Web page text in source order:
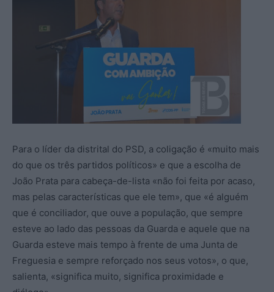
Para o líder da distrital do PSD, a coligação é «muito mais
do que os três partidos políticos» e que a escolha de
João Prata para cabeça-de-lista «não foi feita por acaso,
mas pelas características que ele tem», que «é alguém
que é conciliador, que ouve a população, que sempre
esteve ao lado das pessoas da Guarda e aquele que na
Guarda esteve mais tempo à frente de uma Junta de
Freguesia e sempre reforçado nos seus votos», o que,
salienta, «significa muito, significa proximidade e